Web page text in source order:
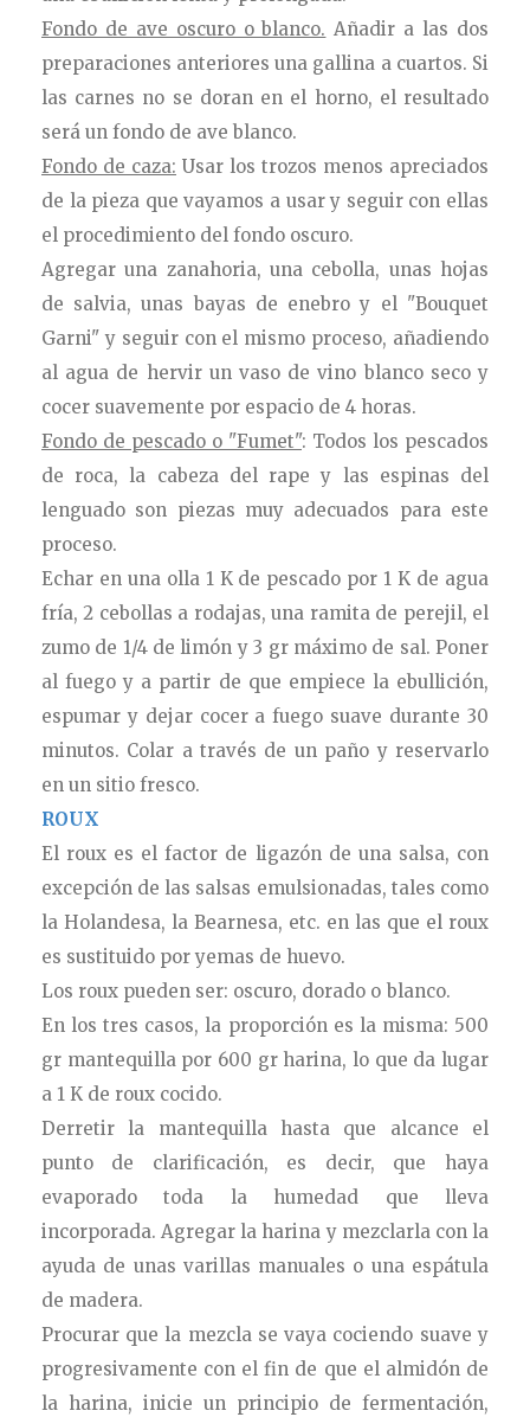
Fondo de ave oscuro o blanco. Añadir a las dos
preparaciones anteriores una gallina a cuartos. Si
las carnes no se doran en el horno, el resultado
será un fondo de ave blanco.
Fondo de caza: Usar los trozos menos apreciados
de la pieza que vayamos a usar y seguir con ellas
el procedimiento del fondo oscuro.
Agregar una zanahoria, una cebolla, unas hojas
de salvia, unas bayas de enebro y el "Bouquet
Garni" y seguir con el mismo proceso, añadiendo
al agua de hervir un vaso de vino blanco seco y
cocer suavemente por espacio de 4 horas.
Fondo de pescado o "Fumet": Todos los pescados
de roca, la cabeza del rape y las espinas del
lenguado son piezas muy adecuados para este
proceso.
Echar en una olla 1 K de pescado por 1 K de agua
fría, 2 cebollas a rodajas, una ramita de perejil, el
zumo de 1/4 de limón y 3 gr máximo de sal. Poner
al fuego y a partir de que empiece la ebullición,
espumar y dejar cocer a fuego suave durante 30
minutos. Colar a través de un paño y reservarlo
en un sitio fresco.
ROUX
El roux es el factor de ligazón de una salsa, con
excepción de las salsas emulsionadas, tales como
la Holandesa, la Bearnesa, etc. en las que el roux
es sustituido por yemas de huevo.
Los roux pueden ser: oscuro, dorado o blanco.
En los tres casos, la proporción es la misma: 500
gr mantequilla por 600 gr harina, lo que da lugar
a 1 K de roux cocido.
Derretir la mantequilla hasta que alcance el
punto de clarificación, es decir, que haya
evaporado toda la humedad que lleva
incorporada. Agregar la harina y mezclarla con la
ayuda de unas varillas manuales o una espátula
de madera.
Procurar que la mezcla se vaya cociendo suave y
progresivamente con el fin de que el almidón de
la harina, inicie un principio de fermentación,